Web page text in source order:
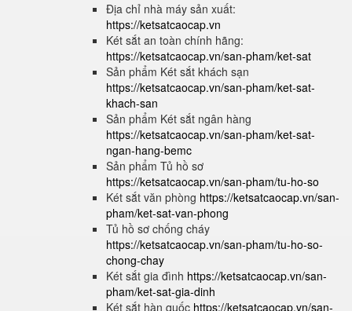
Địa chỉ nhà máy sản xuất:
https://ketsatcaocap.vn
Két sắt an toàn chính hãng:
https://ketsatcaocap.vn/san-pham/ket-sat
Sản phẩm Két sắt khách sạn
https://ketsatcaocap.vn/san-pham/ket-sat-
khach-san
Sản phẩm Két sắt ngân hàng
https://ketsatcaocap.vn/san-pham/ket-sat-
ngan-hang-bemc
Sản phẩm Tủ hồ sơ
https://ketsatcaocap.vn/san-pham/tu-ho-so
Két sắt văn phòng https://ketsatcaocap.vn/san-
pham/ket-sat-van-phong
Tủ hồ sơ chống cháy
https://ketsatcaocap.vn/san-pham/tu-ho-so-
chong-chay
Két sắt gia đình https://ketsatcaocap.vn/san-
pham/ket-sat-gia-dinh
Két sắt hàn quốc https://ketsatcaocap.vn/san-